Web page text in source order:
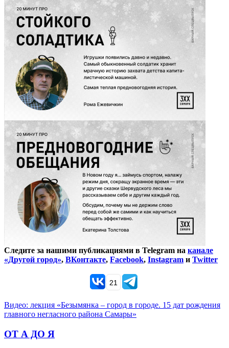
Следите за нашими публикациями в Telegram на канале
«Другой город», ВКонтакте, Facebook, Instagram и Twitter
21
Видео: лекция «Безымянка – город в городе. 15 дат рождения
главного негласного района Самары»
ОТ А ДО Я